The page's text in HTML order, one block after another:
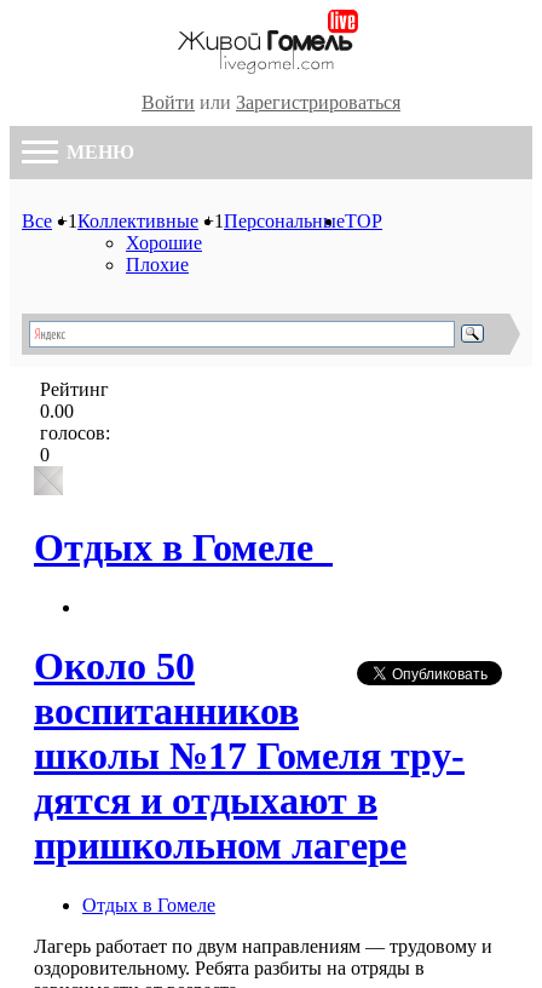
Войти или Зарегистрироваться
МЕНЮ
Все +1Коллективные +1
Хорошие
Плохие
ПерсональныеTOP
Рейтинг
0.00
голосов:
0
Отдых в Гомеле
Около 50
воспитанников
школы №17 Гомеля тру­
дятся и отдыхают в
пришкольном лагере
Отдых в Гомеле
Лагерь работает по двум направлениям — трудовому и
оздоровительному. Ребята разби­ты на отряды в